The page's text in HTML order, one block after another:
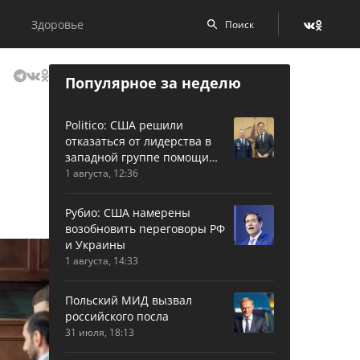
Здоровье
Популярное за неделю
Politico: США решили
отказаться от лидерства в
западной группе помощи
Украине
1 августа, 12:36
Рубио: США намерены
возобновить переговоры РФ
и Украины
1 августа, 14:33
Польский МИД вызвал
российского посла
31 июля, 18:13